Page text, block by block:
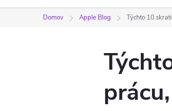
Domov Apple Blog Týchto 10